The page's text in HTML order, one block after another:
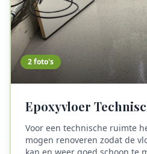
2foto's
Epoxyvloer
Voor een technische ruimte
mogen renoveren zodat de